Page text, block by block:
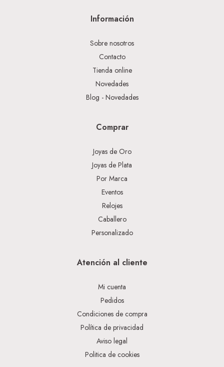
Información
Sobre nosotros
Contacto
Tienda online
Novedades
Blog - Novedades
Comprar
Joyas de Oro
Joyas de Plata
Por Marca
Eventos
Relojes
Caballero
Personalizado
Atención al cliente
Mi cuenta
Pedidos
Condiciones de compra
Política de privacidad
Aviso legal
Politica de cookies